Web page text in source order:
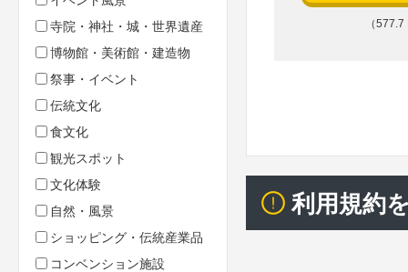
寺院・神社・城・世界遺産
博物館・美術館・建造物
祭事・イベント
伝統文化
食文化
観光スポット
文化体験
自然・風景
ショッピング・伝統産業品
コンベンション施設
（
利用規約